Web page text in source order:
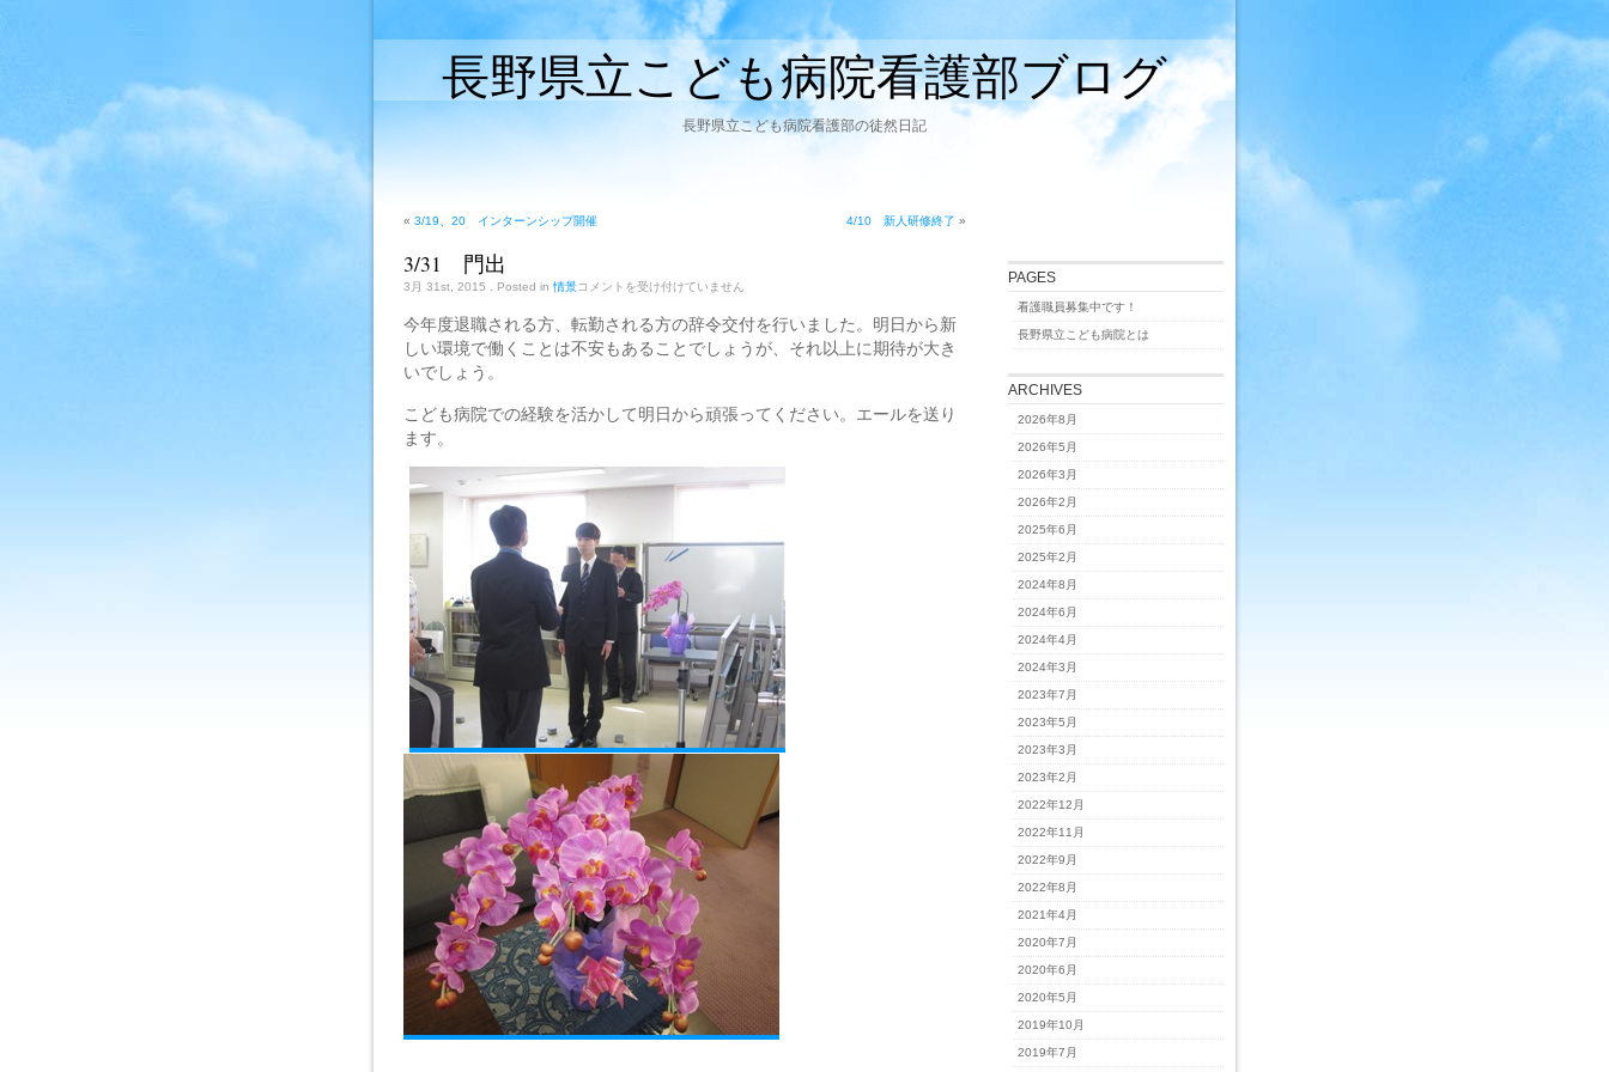
長野県立こども病院看護部ブログ
長野県立こども病院看護部の徒然日記
« 3/19、20 インターンシップ開催 4/10 新人研修終了 »
3/31 門出
3月 31st, 2015 . Posted in 情景3/31
は
コメントを受け付けていません
今年度退職される方、転勤される方の辞令交付を行いました。明日から新
しい環境で働くことは不安もあることでしょうが、それ以上に期待が大き
いでしょう。
こども病院での経験を活かして明日から頑張ってください。エールを送り
ます。
PAGES
看護職員募集中です！
長野県立こども病院とは
ARCHIVES
2026年8月
2026年5月
2026年3月
2026年2月
2025年6月
2025年2月
2024年8月
2024年6月
2024年4月
2024年3月
2023年7月
2023年5月
2023年3月
2023年2月
2022年12月
2022年11月
2022年9月
2022年8月
2021年4月
2020年7月
2020年6月
2020年5月
2019年10月
2019年7月